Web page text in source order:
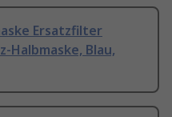
Ersatzfilter
Blau,